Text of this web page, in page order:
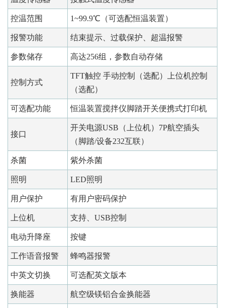
控温范围 1~99.9℃（可选配恒温装置）
报警功能 结束提示、过载保护、超温报警
参数储存 高达256组，参数自动存储
控制方式
TFT触控 手动控制（选配）上位机控制
（选配）
可选配功能 恒温装置搅拌仪脚踏开关便携式打印机
接口
开关电源USB（上位机）7P航空插头
（脚踏/设备232互联）
杀菌 紫外杀菌
照明 LED照明
用户保护 有用户密码保护
上位机 支持、USB控制
电动升降座 按键
工作语音报警 蜂鸣器报警
中英文切换 可选配英文版本
换能器 航空级镁铝合金换能器